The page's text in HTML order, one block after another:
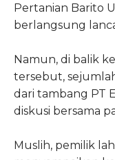
Pertanian Barito
berlangsung
Namun, di balik
tersebut,
dari tambang PT
diskusi bersama
Muslih, pemilik